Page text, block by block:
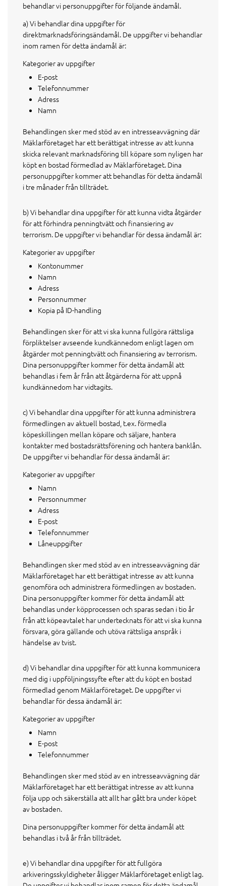
behandlar vi personuppgifter för följande ändamål.
a) Vi behandlar dina uppgifter för
direktmarknadsföringsändamål. De uppgifter vi behandlar
inom ramen för detta ändamål är:
Kategorier av uppgifter
E-post
Telefonnummer
Adress
Namn
Behandlingen sker med stöd av en intresseavvägning där
Mäklarföretaget har ett berättigat intresse av att kunna
skicka relevant marknadsföring till köpare som nyligen har
köpt en bostad förmedlad av Mäklarföretaget. Dina
personuppgifter kommer att behandlas för detta ändamål
i tre månader från tillträdet.
b) Vi behandlar dina uppgifter för att kunna vidta åtgärder
för att förhindra penningtvätt och finansiering av
terrorism. De uppgifter vi behandlar för dessa ändamål är:
Kategorier av uppgifter
Kontonummer
Namn
Adress
Personnummer
Kopia på ID-handling
Behandlingen sker för att vi ska kunna fullgöra rättsliga
förpliktelser avseende kundkännedom enligt lagen om
åtgärder mot penningtvätt och finansiering av terrorism.
Dina personuppgifter kommer för detta ändamål att
behandlas i fem år från att åtgärderna för att uppnå
kundkännedom har vidtagits.
c) Vi behandlar dina uppgifter för att kunna administrera
förmedlingen av aktuell bostad, t.ex. förmedla
köpeskillingen mellan köpare och säljare, hantera
kontakter med bostadsrättsförening och hantera banklån.
De uppgifter vi behandlar för dessa ändamål är:
Kategorier av uppgifter
Namn
Personnummer
Adress
E-post
Telefonnummer
Låneuppgifter
Behandlingen sker med stöd av en intresseavvägning där
Mäklarföretaget har ett berättigat intresse av att kunna
genomföra och administrera förmedlingen av bostaden.
Dina personuppgifter kommer för detta ändamål att
behandlas under köpprocessen och sparas sedan i tio år
från att köpeavtalet har undertecknats för att vi ska kunna
försvara, göra gällande och utöva rättsliga anspråk i
händelse av tvist.
d) Vi behandlar dina uppgifter för att kunna kommunicera
med dig i uppföljningssyfte efter att du köpt en bostad
förmedlad genom Mäklarföretaget. De uppgifter vi
behandlar för dessa ändamål är:
Kategorier av uppgifter
Namn
E-post
Telefonnummer
Behandlingen sker med stöd av en intresseavvägning där
Mäklarföretaget har ett berättigat intresse av att kunna
följa upp och säkerställa att allt har gått bra under köpet
av bostaden.
Dina personuppgifter kommer för detta ändamål att
behandlas i två år från tillträdet.
e) Vi behandlar dina uppgifter för att fullgöra
arkiveringsskyldigheter åligger Mäklarföretaget enligt lag.